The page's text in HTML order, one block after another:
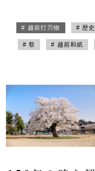
# 越前打刃物 # 歴史
# 祭 # 越前和紙